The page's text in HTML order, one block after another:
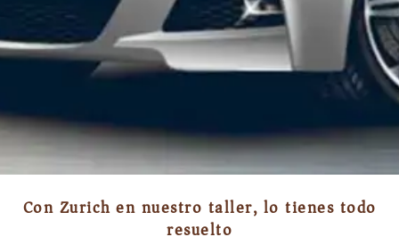
Con Zurich en nuestro taller, lo tienes todo
resuelto